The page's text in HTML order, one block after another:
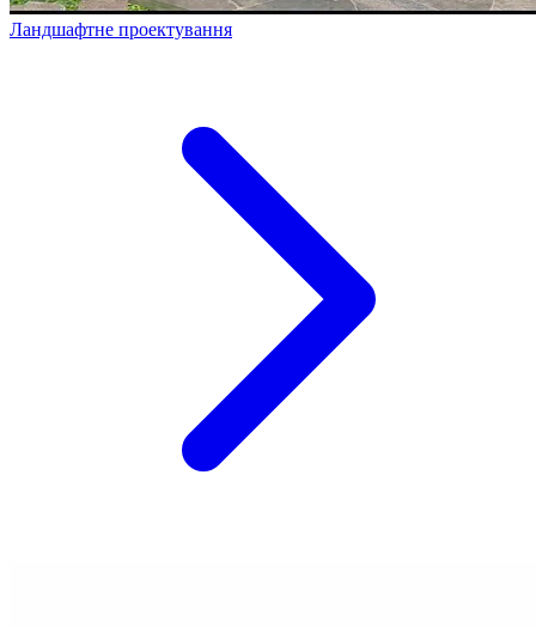
Ландшафтне проектування